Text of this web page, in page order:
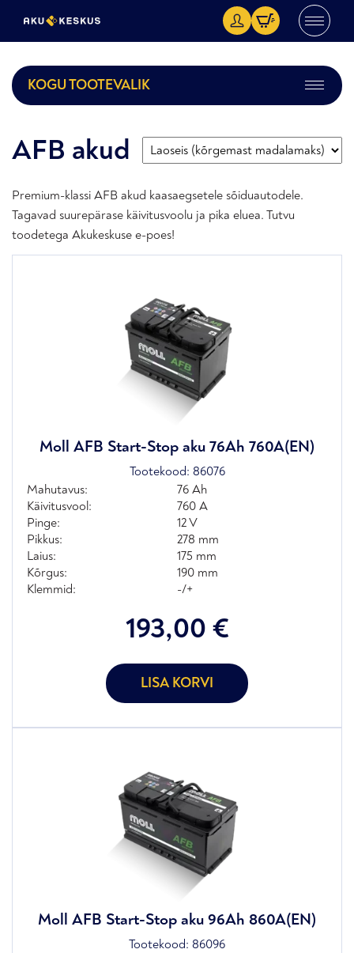
KOGU TOOTEVALIK
AFB akud
Premium-klassi AFB akud kaasaegsetele sõiduautodele.
Tagavad suurepärase käivitusvoolu ja pika eluea. Tutvu
toodetega Akukeskuse e-poes!
Moll AFB Start-Stop aku 76Ah 760A(EN)
Tootekood: 86076
Mahutavus:
76 Ah
Käivitusvool:
760 A
Pinge:
12 V
Pikkus:
278 mm
Laius:
175 mm
Kõrgus:
190 mm
Klemmid:
-/+
193,00 €
LISA KORVI
Moll AFB Start-Stop aku 96Ah 860A(EN)
Tootekood: 86096